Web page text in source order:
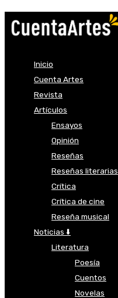
Inicio
Cuenta Artes
Revista
Artículos
Ensayos
Opinión
Reseñas
Reseñas literarias
Crítica
Crítica de cine
Reseña musical
Noticias ⬇️
Literatura
Poesía
Cuentos
Novelas